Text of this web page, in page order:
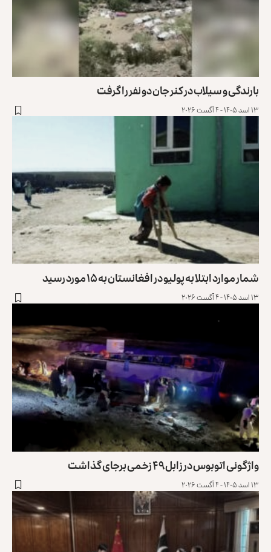
بارندگی و سیلاب در کنر جان دو نفر را گرفت ‏
۱۳ اسد ۱۴۰۵ - ۴ آگست ۲۰۲۶
شمار موارد ابتلا به پولیو در افغانستان به ۱۵ مورد رسید
۱۳ اسد ۱۴۰۵ - ۴ آگست ۲۰۲۶
واژگونی اتوبوس در زابل ۴۹ زخمی برجای گذاشت
۱۳ اسد ۱۴۰۵ - ۴ آگست ۲۰۲۶